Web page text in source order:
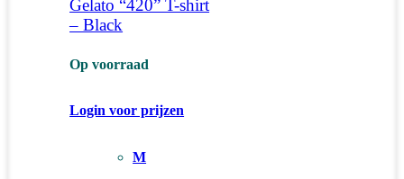
Gelato “420” T-shirt
– Black
Op voorraad
Login voor prijzen
M